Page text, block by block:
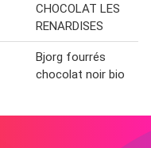
CHOCOLAT LES
RENARDISES
Bjorg fourrés
chocolat noir bio